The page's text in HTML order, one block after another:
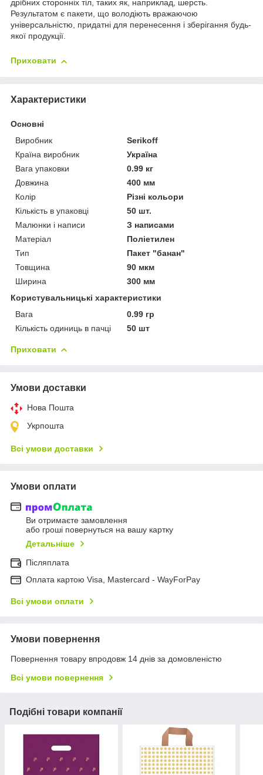
дрібних сторонніх тіл, таких як, наприклад, шерсть.
Результатом є пакети, що володіють вражаючою
універсальністю, придатні для перенесення і зберігання будь-
якої продукції.
Приховати
Характеристики
Основні
Виробник
Serikoff
Країна виробник
Україна
Вага упаковки
0.99 кг
Довжина
400 мм
Колір
Різні кольори
Кількість в упаковці
50 шт.
Малюнки і написи
З написами
Матеріал
Поліетилен
Тип
Пакет "банан"
Товщина
90 мкм
Ширина
300 мм
Користувальницькі характеристики
Вага
0.99 гр
Кількість одиниць в пачці
50 шт
Приховати
Умови доставки
Нова Пошта
Укрпошта
Всі умови доставки
Умови оплати
Ви отримаєте замовлення
або гроші повернуться на вашу картку
Детальніше
Післяплата
Оплата картою Visa, Mastercard - WayForPay
Всі умови оплати
Умови повернення
Повернення товару впродовж 14 днів за домовленістю
Всі умови повернення
Подібні товари компанії